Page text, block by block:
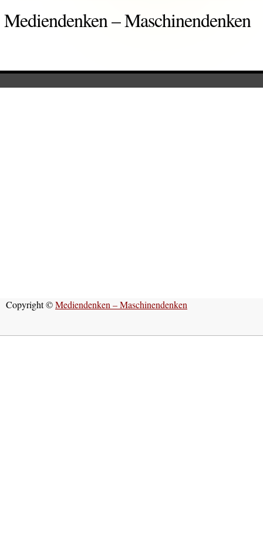
Mediendenken – Maschinendenken
Copyright ©Mediendenken – Maschinendenken